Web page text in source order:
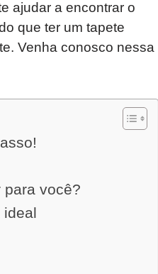
ajudar a encontrar o
que ter um tapete
Venha conosco nessa
você?
ideal